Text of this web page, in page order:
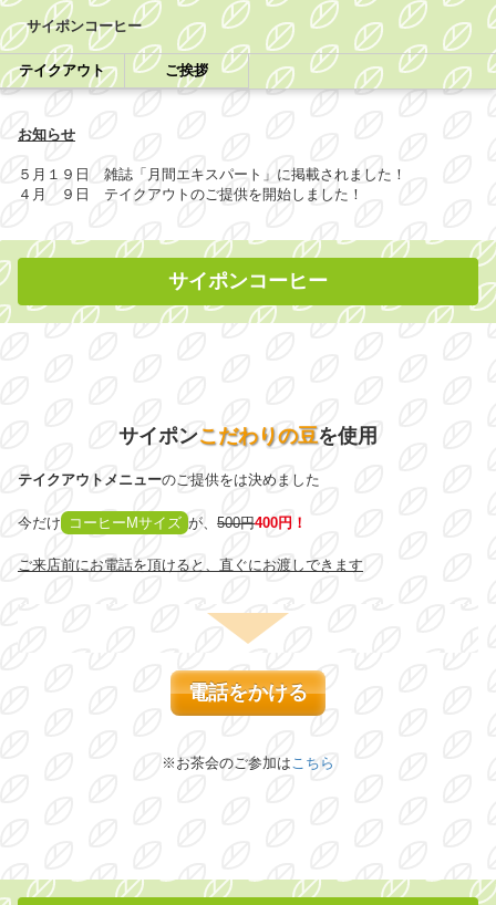
サイポンコーヒー
テイクアウト ご挨拶
お知らせ
５月１９日 雑誌「月間エキスパート」に掲載されました！
４月 ９日 テイクアウトのご提供を開始しました！
サイポンコーヒー
サイポンこだわりの豆を使用
テイクアウトメニューのご提供をは決めました
今だけ コーヒーMサイズ が、500円400円！
ご来店前にお電話を頂けると、直ぐにお渡しできます
電話をかける
※お茶会のご参加はこちら